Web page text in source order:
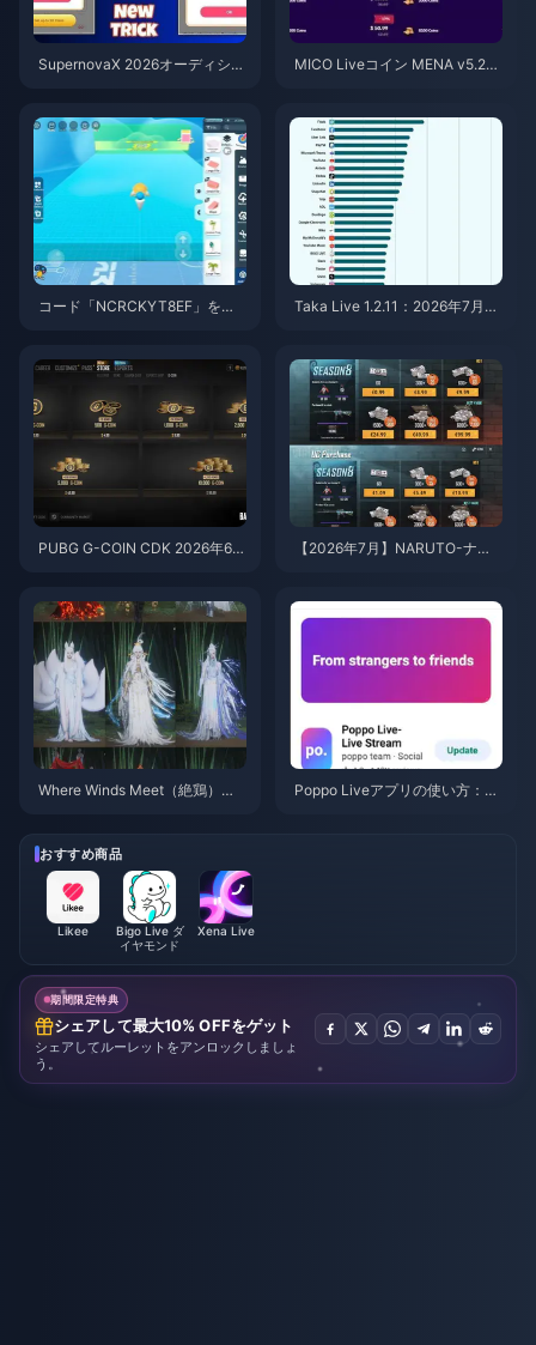
SupernovaX 2026オーディショ
MICO Liveコイン MENA v5.2以
コード「NCRCKYT8EF」を使
Taka Live 1.2.11：2026年7月の
PUBG G-COIN CDK 2026年6
【2026年7月】NARUTO-ナル
格、おすすめパック＆安全なチ
ャージ手順
Where Winds Meet（絶鶏）
優先順位
Poppo Liveアプリの使い方：完
おすすめ商品
Likee
Bigo Live ダ
イヤモンド
Xena Live
期間限定特典
シェアして最大10% OFFをゲット
シェアしてルーレットをアンロックしましょ
う。